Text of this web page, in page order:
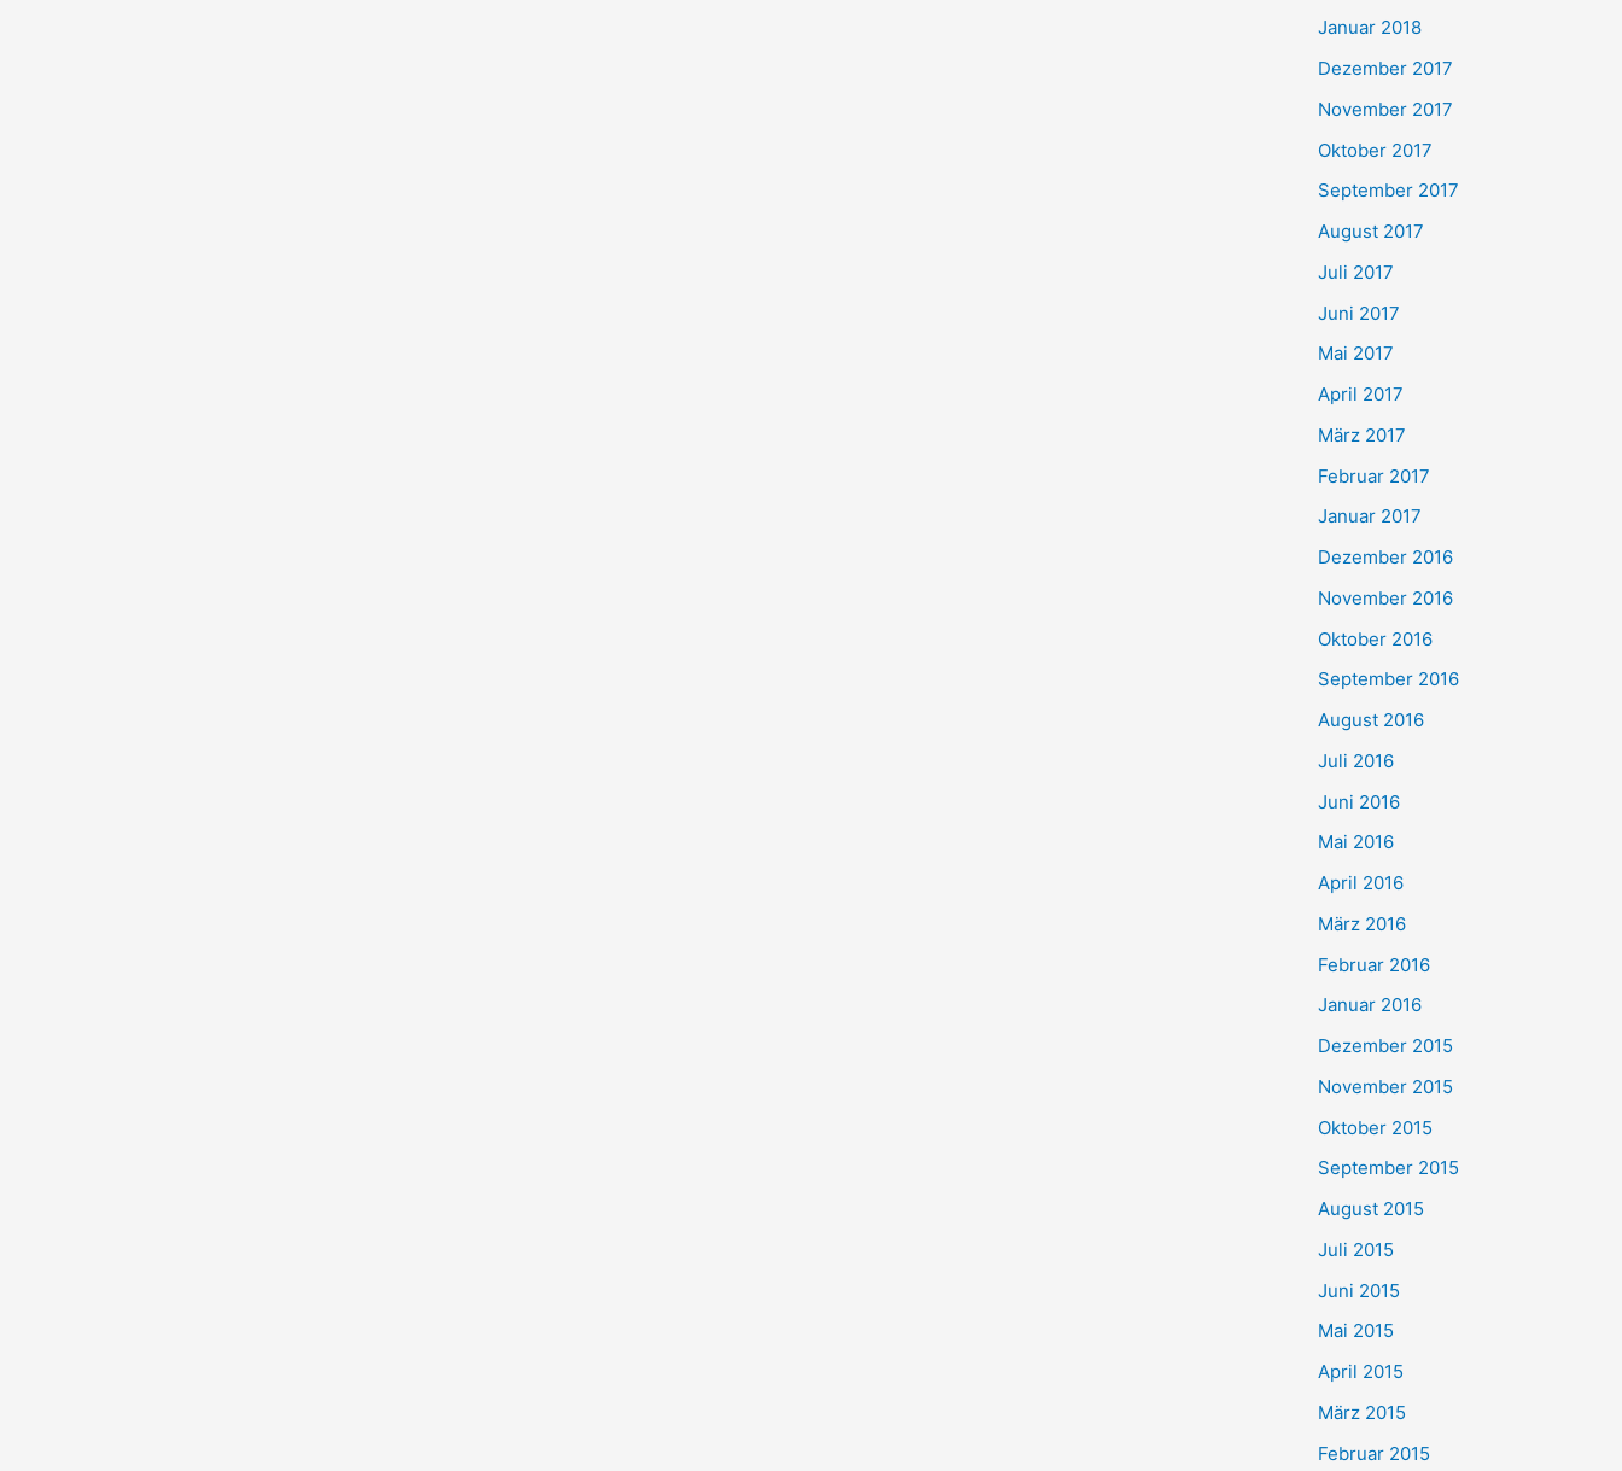
Januar 2018
Dezember 2017
November 2017
Oktober 2017
September 2017
August 2017
Juli 2017
Juni 2017
Mai 2017
April 2017
März 2017
Februar 2017
Januar 2017
Dezember 2016
November 2016
Oktober 2016
September 2016
August 2016
Juli 2016
Juni 2016
Mai 2016
April 2016
März 2016
Februar 2016
Januar 2016
Dezember 2015
November 2015
Oktober 2015
September 2015
August 2015
Juli 2015
Juni 2015
Mai 2015
April 2015
März 2015
Februar 2015